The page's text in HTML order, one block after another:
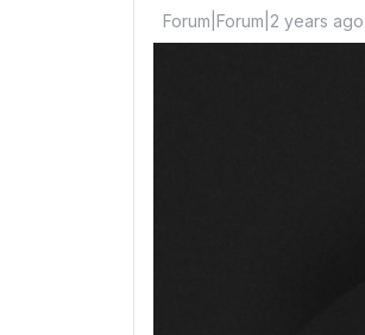
Forum|Forum|2 years ago